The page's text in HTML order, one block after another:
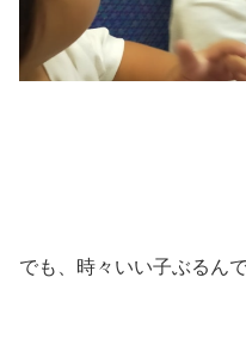
でも、時々いい子ぶるん